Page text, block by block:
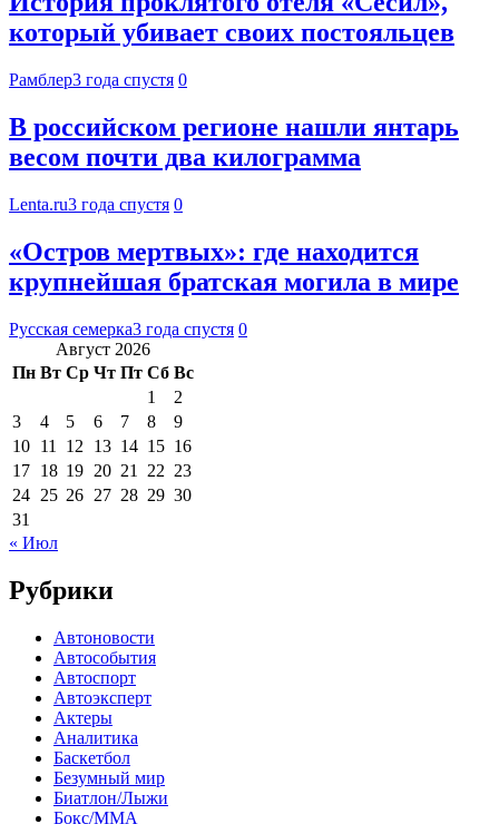
который убивает своих постояльцев
Рамблер3 года спустя 0
В российском регионе нашли янтарь
весом почти два килограмма
Lenta.ru3 года спустя 0
«Остров мертвых»: где находится
крупнейшая братская могила в мире
Русская семерка3 года спустя 0
Август 2026
Пн Вт Ср Чт Пт Сб Вс
1
2
3
4 5 6 7 8
9
10 11 12 13 14 15 16
17 18 19 20 21 22 23
24 25 26 27 28 29 30
31
« Июл
Рубрики
Автоновости
Автособытия
Автоспорт
Автоэксперт
Актеры
Аналитика
Баскетбол
Безумный мир
Биатлон/Лыжи
Бокс/MMA